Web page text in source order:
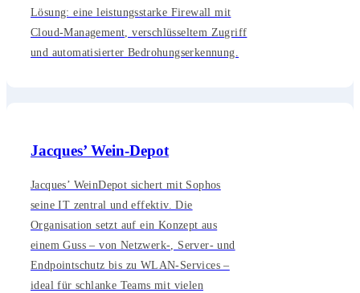
Lösung: eine leistungsstarke Firewall mit
Cloud-Management, verschlüsseltem Zugriff
und automatisierter Bedrohungserkennung.
Jacques’ Wein-Depot
Jacques’ WeinDepot sichert mit Sophos
seine IT zentral und effektiv. Die
Organisation setzt auf ein Konzept aus
einem Guss – von Netzwerk-, Server- und
Endpointschutz bis zu WLAN-Services –
ideal für schlanke Teams mit vielen